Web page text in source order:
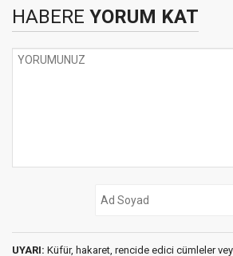
HABERE YORUM KAT
UYARI: Küfür, hakaret, rencide edici cümleler